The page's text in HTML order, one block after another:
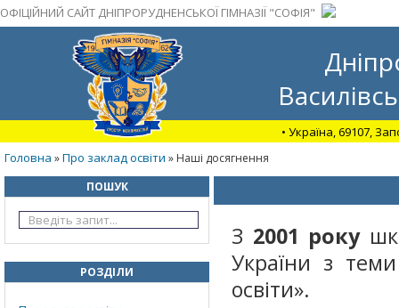
ОФІЦІЙНИЙ САЙТ ДНІПРОРУДНЕНСЬКОЇ ГІМНАЗІЇ "СОФІЯ"
• Україна, 69107,
Головна »Про заклад освіти » Наші досягнення
ПОШУК
РОЗДІЛИ
З 2001 року
України з
освіти».